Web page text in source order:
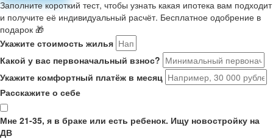
Заполните короткий тест, чтобы узнать какая ипотека вам подходит
и получите её индивидуальный расчёт. Бесплатное одобрение в
подарок 🎁
Укажите стоимость жилья
Какой у вас первоначальный взнос?
Укажите комфортный платёж в месяц
Расскажите о себе
Мне 21-35, я в браке или есть ребенок. Ищу новостройку на
ДВ